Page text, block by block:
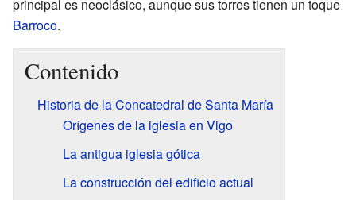
principal es neoclásico, aunque sus torres tienen un toque
Barroco.
Contenido
Historia de la Concatedral de Santa María
Orígenes de la iglesia en Vigo
La antigua iglesia gótica
La construcción del edificio actual